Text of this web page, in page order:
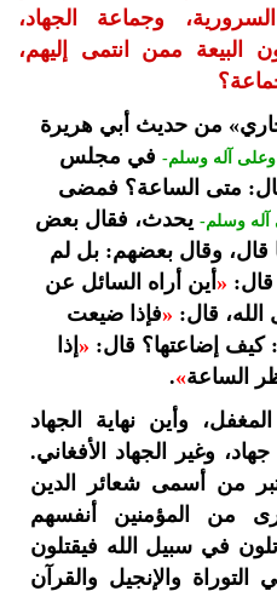
وجماعة الجهاد،
البيعة ممن انتمى إليهم،
من حديث أبي هريرة
آله وسلم- في مجلس
متى الساعة؟ فمضى
آله وسلم- يحدث، فقال بعض
قال، وقال بعضهم: بل لم
« أين أراه السائل عن
الله، قال: «فإذا ضيعت
كيف إضاعتها؟ قال: « إذا
الساعة»
.
وأين نهاية الجهاد
وغير الجهاد الأفغاني.
من أسمى شعائر الدين
من المؤمنين أنفسهم
في سبيل الله فيقتلون
والإنجيل والقرآن